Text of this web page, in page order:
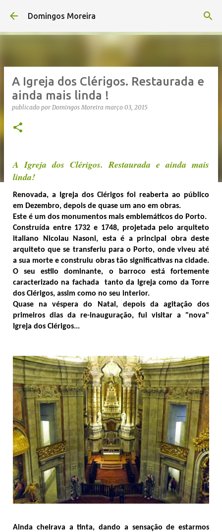
Avançar para o conteúdo principal
Domingos Moreira
A Igreja dos Clérigos. Restaurada e
ainda mais linda !
publicado por Domingos Moreira março 03, 2015
A Igreja dos Clérigos. Restaurada e ainda mais
linda!
Renovada, a Igreja dos Clérigos foi reaberta ao público
em Dezembro, depois de quase um ano em obras.
Este é um dos monumentos mais emblemáticos do Porto.
Construída entre 1732 e 1748, projetada pelo arquiteto
italiano Nicolau Nasoni, esta é a principal obra deste
arquiteto que se transferiu para o Porto, onde viveu até
a sua morte e construiu obras tão significativas na cidade.
O seu estilo dominante, o barroco está fortemente
caracterizado na fachada tanto da Igreja como da Torre
dos Clérigos, assim como no seu interior.
Quase na véspera do Natal, depois da agitação dos
primeiros dias da re-inauguração, fui visitar a "nova"
Igreja dos Clérigos...
Ainda cheirava a tinta, dando a sensação de estarmos